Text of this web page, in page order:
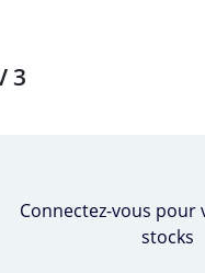
3
Connectez-vous pour
stocks